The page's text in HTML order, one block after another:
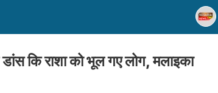
कि राशा को भूल गए लोग, मलाइका